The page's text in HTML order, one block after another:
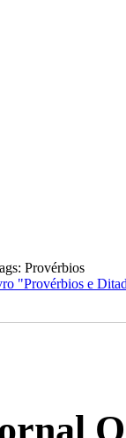
Provérbios
"Provérbios e